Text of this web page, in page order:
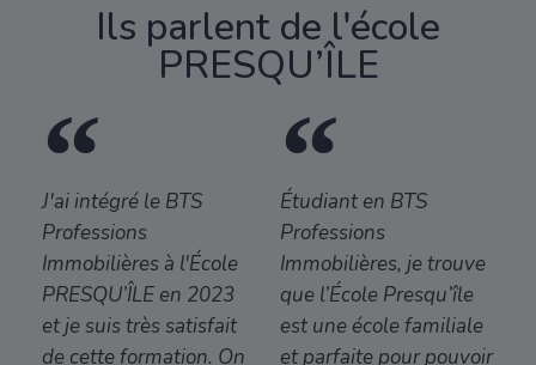
Ils parlent de l'école
PRESQU’ÎLE
J'ai intégré le BTS
Professions
Immobilières à l'École
PRESQU’ÎLE en 2023
et je suis très satisfait
de cette formation. On
Étudiant en BTS
Professions
Immobilières, je trouve
que l’École Presqu’île
est une école familiale
et parfaite pour pouvoir